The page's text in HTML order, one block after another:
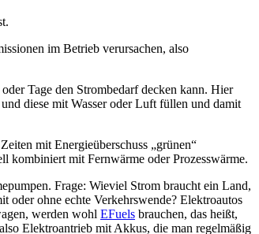
im Betrieb verursachen, also
Tage den Strombedarf decken kann. Hier
diese mit Wasser oder Luft füllen und damit
mit Energieüberschuss „grünen“
kombiniert mit Fernwärme oder Prozesswärme.
Frage: Wieviel Strom braucht ein Land,
oder ohne echte Verkehrswende? Elektroautos
werden wohl EFuels brauchen, das heißt,
Elektroantrieb mit Akkus, die man regelmäßig